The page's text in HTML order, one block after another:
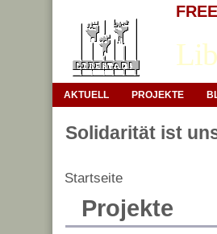
AKTUELL PROJEKTE
Solidarität ist
Startseite
Projekte